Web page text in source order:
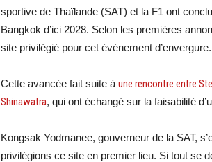
sportive de Thaïlande (SAT) et la F1 ont
Bangkok d’ici 2028. Selon les premières
site privilégié pour cet événement d’envergure.
Cette avancée fait suite à une rencontre entre
Shinawatra, qui ont échangé sur la faisabilité
Kongsak Yodmanee, gouverneur de la SAT,
privilégions ce site en premier lieu. Si tout se